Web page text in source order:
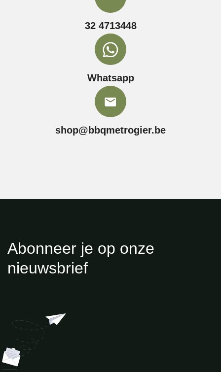
32 4713448
Whatsapp
shop@bbqmetrogier.be
Abonneer je op onze
nieuwsbrief